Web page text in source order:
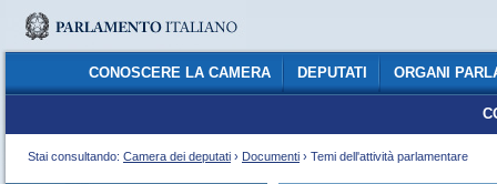
CONOSCERE LA CAMERA DEPUTATI ORGANI
Stai consultando: Camera dei deputati › Documenti › Temi dell'attività parlamentare